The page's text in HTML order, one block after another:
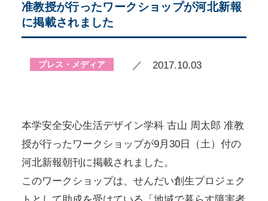
准教授が行ったワークショップが河北新報
に掲載されました
プレス・メディア ／ 2017.10.03
本学安全安心生活デザイン学科 古山 周太郎 准教
授が行ったワークショップが9月30日（土）付の
河北新報朝刊に掲載されました。
このワークショップは、せんだい創生プロジェク